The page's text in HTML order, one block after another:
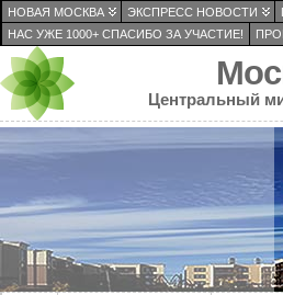
НОВАЯ МОСКВА ЭКСПРЕСС НОВОСТИ
НАС УЖЕ 1000+ СПАСИБО ЗА УЧАСТИЕ!
Центральный